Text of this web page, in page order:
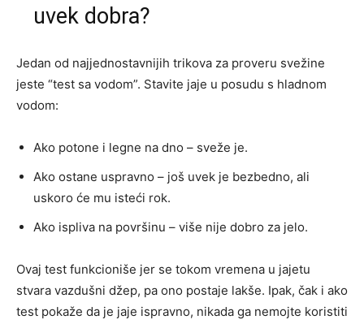
uvek dobra?
Jedan od najjednostavnijih trikova za proveru svežine
jeste “test sa vodom”. Stavite jaje u posudu s hladnom
vodom:
Ako potone i legne na dno – sveže je.
Ako ostane uspravno – još uvek je bezbedno, ali
uskoro će mu isteći rok.
Ako ispliva na površinu – više nije dobro za jelo.
Ovaj test funkcioniše jer se tokom vremena u jajetu
stvara vazdušni džep, pa ono postaje lakše. Ipak, čak i ako
test pokaže da je jaje ispravno, nikada ga nemojte koristiti